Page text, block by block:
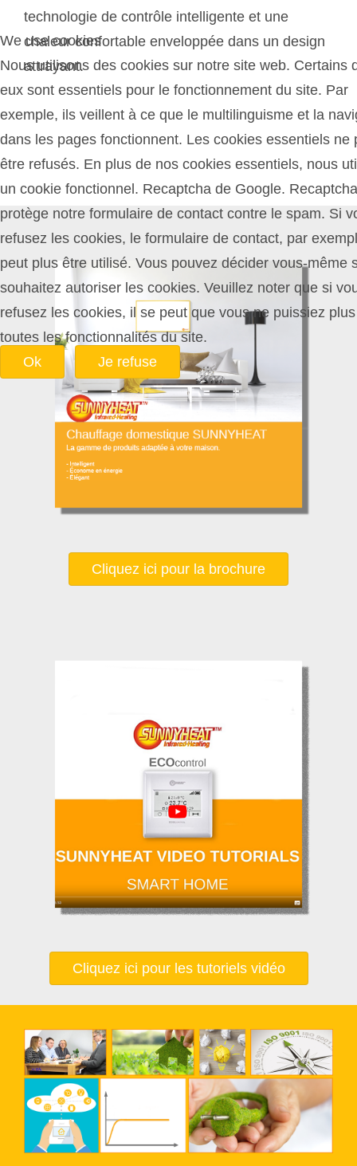
technologie de contrôle intelligente et une
chaleur confortable enveloppée dans un design
attrayant.
Cliquez ici pour la brochure
Cliquez ici pour les tutoriels vidéo
We use cookies
Nous utilisons des cookies sur notre site web. Certains
eux sont essentiels pour le fonctionnement du site. Par
exemple, ils veillent à ce que le multilinguisme et la
dans les pages fonctionnent. Les cookies essentiels ne
être refusés. En plus de nos cookies essentiels, nous
un cookie fonctionnel. Recaptcha de Google. Recaptcha
protège notre formulaire de contact contre le spam. Si
refusez les cookies, le formulaire de contact, par
peut plus être utilisé. Vous pouvez décider vous-même
souhaitez autoriser les cookies. Veuillez noter que si
refusez les cookies, il se peut que vous ne puissiez
toutes les fonctionnalités du site.
Ok
Je refuse